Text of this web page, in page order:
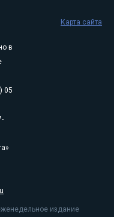
в
05
издание
Карта сайта